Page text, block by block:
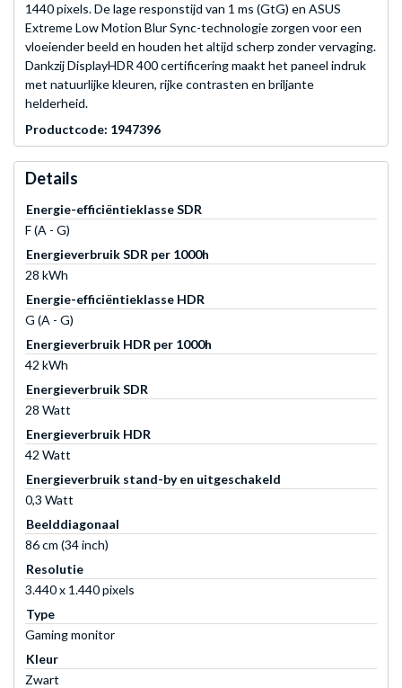
1440 pixels. De lage responstijd van 1 ms (GtG) en ASUS
Extreme Low Motion Blur Sync-technologie zorgen voor een
vloeiender beeld en houden het altijd scherp zonder vervaging.
Dankzij DisplayHDR 400 certificering maakt het paneel indruk
met natuurlijke kleuren, rijke contrasten en briljante
helderheid.
Productcode: 1947396
Details
Energie-efficiëntieklasse SDR
F (A - G)
Energieverbruik SDR per 1000h
28 kWh
Energie-efficiëntieklasse HDR
G (A - G)
Energieverbruik HDR per 1000h
42 kWh
Energieverbruik SDR
28 Watt
Energieverbruik HDR
42 Watt
Energieverbruik stand-by en uitgeschakeld
0,3 Watt
Beelddiagonaal
86 cm (34 inch)
Resolutie
3.440 x 1.440 pixels
Type
Gaming monitor
Kleur
Zwart